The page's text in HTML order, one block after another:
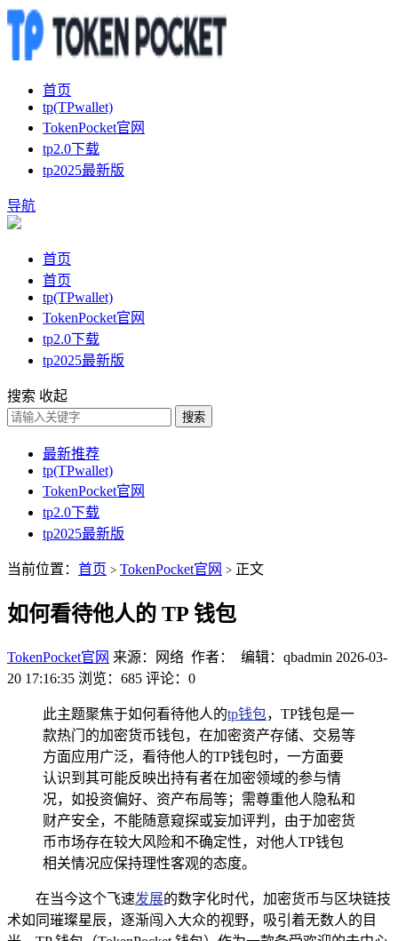
首页
tp(TPwallet)
TokenPocket官网
tp2.0下载
tp2025最新版
导航
首页
首页
tp(TPwallet)
TokenPocket官网
tp2.0下载
tp2025最新版
搜索 收起
搜索
最新推荐
tp(TPwallet)
TokenPocket官网
tp2.0下载
tp2025最新版
当前位置： 首页 > TokenPocket官网 > 正文
如何看待他人的 TP 钱包
TokenPocket官网 来源：网络 作者： 编辑：qbadmin 2026-03-
20 17:16:35 浏览：685 评论：0
此主题聚焦于如何看待他人的tp钱包，TP钱包是一
款热门的加密货币钱包，在加密资产存储、交易等
方面应用广泛，看待他人的TP钱包时，一方面要
认识到其可能反映出持有者在加密领域的参与情
况，如投资偏好、资产布局等；需尊重他人隐私和
财产安全，不能随意窥探或妄加评判，由于加密货
币市场存在较大风险和不确定性，对他人TP钱包
相关情况应保持理性客观的态度。
在当今这个飞速发展的数字化时代，加密货币与区块链技
术如同璀璨星辰，逐渐闯入大众的视野，吸引着无数人的目